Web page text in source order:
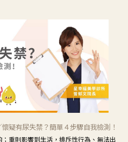
疑有尿失禁？簡單４步驟自我檢測！
重則影響到生活，排斥性行為、無法出